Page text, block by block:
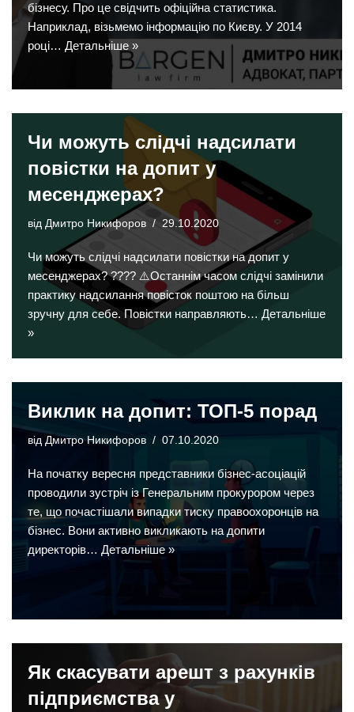
бізнесу. Про це свідчить офіційна статистика.
Наприклад, візьмемо інформацію по Києву. У 2014
році… Детальніше »
Чи можуть слідчі надсилати
повістки на допит у
месенджерах?
від Дмитро Никифоров 29.10.2020
Чи можуть слідчі надсилати повістки на допит у
месенджерах? ???? ⚠️Останнім часом слідчі замінили
практику надсилання повісток поштою на більш
зручну для себе. Повістки направляють… Детальніше
»
Виклик на допит: ТОП-5 порад
від Дмитро Никифоров 07.10.2020
На початку вересня представники бізнес-асоціацій
проводили зустріч із Генеральним прокурором через
те, що почастішали випадки тиску правоохоронців на
бізнес. Вони активно викликають на допити
директорів… Детальніше »
Як скасувати арешт з рахунків
підприємства у